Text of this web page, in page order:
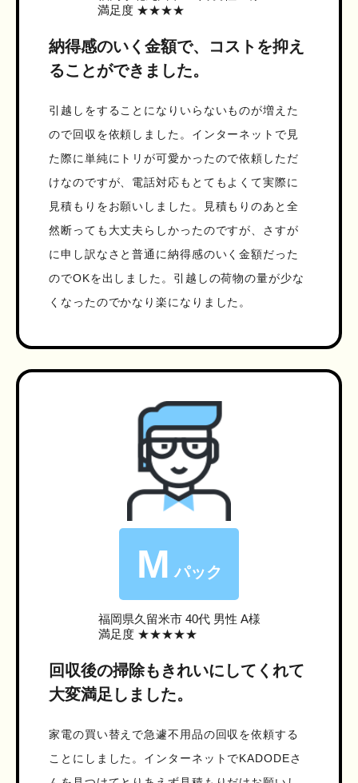
満足度 ★★★★
納得感のいく金額で、コストを抑え
ることができました。
引越しをすることになりいらないものが増えた
ので回収を依頼しました。インターネットで見
た際に単純にトリが可愛かったので依頼しただ
けなのですが、電話対応もとてもよくて実際に
見積もりをお願いしました。見積もりのあと全
然断っても大丈夫らしかったのですが、さすが
に申し訳なさと普通に納得感のいく金額だった
のでOKを出しました。引越しの荷物の量が少な
くなったのでかなり楽になりました。
M パック
福岡県久留米市40代 男性 A様
満足度 ★★★★★
回収後の掃除もきれいにしてくれて
大変満足しました。
家電の買い替えで急遽不用品の回収を依頼する
ことにしました。インターネットでKADODEさ